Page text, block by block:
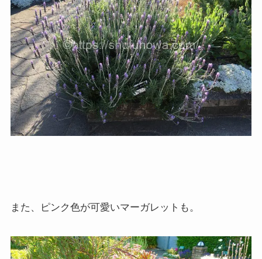
また、ピンク色が可愛いマーガレットも。